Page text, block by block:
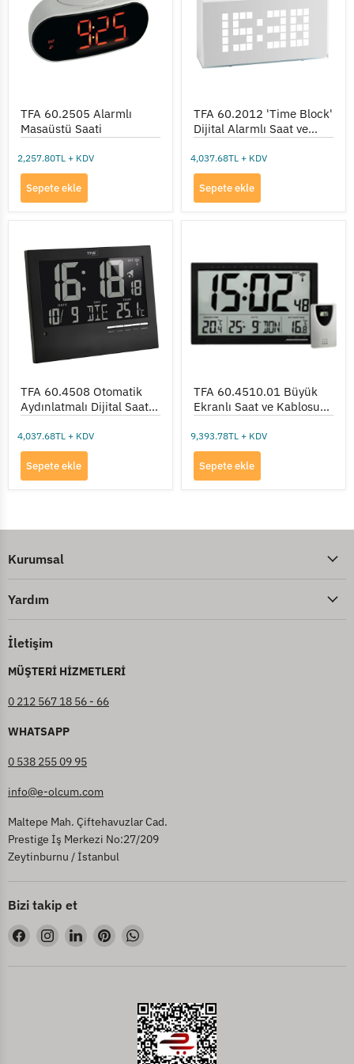
Saati
TFA 60.2505 Alarmlı
Masaüstü Saati
2,257.80TL + KDV
Sepete ekle
Alarmlı
Termometre
TFA 60.2012 'Time Block'
Dijital Alarmlı Saat ve
4,037.68TL + KDV
Sepete ekle
60.4508
Otomatik
Aydınlatmalı
Dijital
Saat
ve
Termometre
TFA 60.4508 Otomatik
Aydınlatmalı Dijital Saat
4,037.68TL + KDV
Sepete ekle
Büyük
Ekranlı
Kablosuz
Termometre
TFA 60.4510.01 Büyük
Ekranlı Saat ve Kablosuz
9,393.78TL + KDV
Sepete ekle
Kurumsal
Yardım
İletişim
MÜŞTERİ HİZMETLERİ
0 212 567 18 56 - 66
WHATSAPP
0 538 255 09 95
info@e-olcum.com
Maltepe Mah. Çiftehavuzlar Cad.
Prestige İş Merkezi No:27/209
Zeytinburnu / İstanbul
Bizi takip et
Bizi
Facebook&#39;de
bul
Bizi
Instagram&#39;de
bul
Bizi
LinkedIn&#39;de
bul
Bizi
Pinterest&#39;de
bul
Bizi
bul